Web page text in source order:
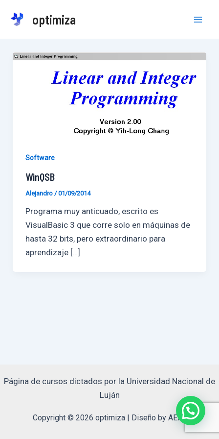
optimiza
Software
WinQSB
Alejandro /01/09/2014
Programa muy anticuado, escrito es
VisualBasic 3 que corre solo en máquinas de
hasta 32 bits, pero extraordinario para
aprendizaje […]
Página de cursos dictados por la Universidad Nacional de
Luján
Copyright © 2026 optimiza | Diseño by AERo